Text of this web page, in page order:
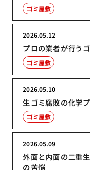
ゴミ屋敷
プロの業者が行う
2026.05.12
ゴミ屋敷
生ゴミ腐敗の化学
2026.05.10
ゴミ屋敷
外面と内面の二重
の苦悩
2026.05.09